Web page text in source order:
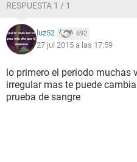
RESPUESTA 1 / 1
luz52 692
27 jul 2015 a las 17:59
lo primero el periodo muchas
irregular mas te puede
prueba de sangre